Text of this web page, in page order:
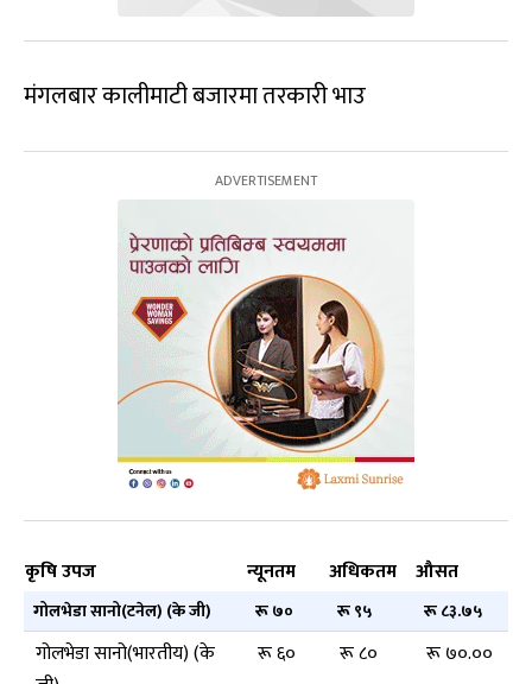
मंगलबार कालीमाटी बजारमा तरकारी भाउ
कृषि उपज न्यूनतम अधिकतम औसत
गोलभेडा सानो(टनेल) (के जी) रू ७० रू ९५ रू ८३.७५
गोलभेडा सानो(भारतीय) (के
रू ६० रू ८० रू ७०.००